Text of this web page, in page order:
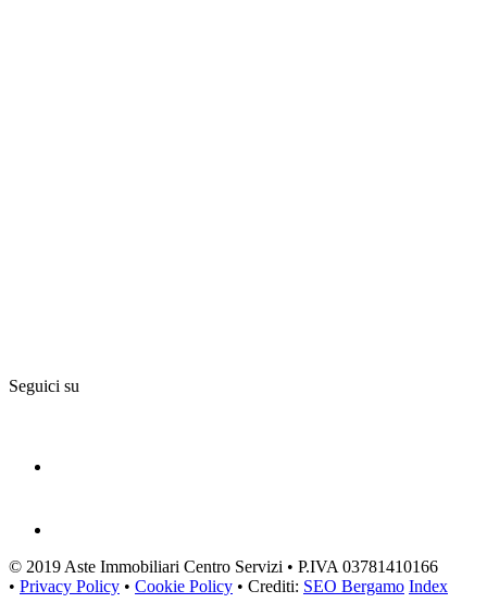
Seguici su
© 2019 Aste Immobiliari Centro Servizi • P.IVA 03781410166
• Privacy Policy • Cookie Policy • Crediti: SEO Bergamo Index